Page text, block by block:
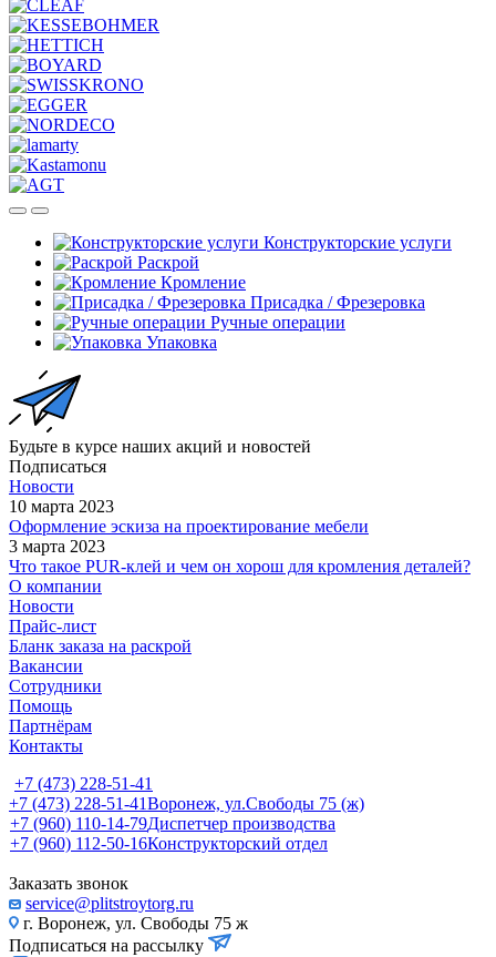
Конструкторские услуги
Раскрой
Кромление
Присадка / Фрезеровка
Ручные операции
Упаковка
Будьте в курсе наших акций и новостей
Подписаться
Новости
10 марта 2023
Оформление эскиза на проектирование мебели
3 марта 2023
Что такое PUR-клей и чем он хорош для кромления деталей?
О компании
Новости
Прайс-лист
Бланк заказа на раскрой
Вакансии
Сотрудники
Помощь
Партнёрам
Контакты
+7 (473) 228-51-41
+7 (473) 228-51-41Воронеж, ул.Свободы 75 (ж)
+7 (960) 110-14-79Диспетчер производства
+7 (960) 112-50-16Конструкторский отдел
Заказать звонок
service@plitstroytorg.ru
г. Воронеж, ул. Свободы 75 ж
Подписаться на рассылку